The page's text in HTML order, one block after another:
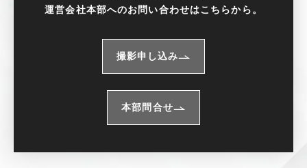
運営会社本部へのお問い合わせはこちらから。
撮影申し込み
本部問合せ